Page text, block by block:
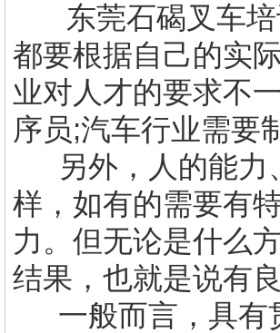
东莞石碣叉车培
都要根据自己的实
业对人才的要求不
序员;汽车行业需要
另外，人的能
样，如有的需要有
力。但无论是什么
结果，也就是说有
一般而言，具有